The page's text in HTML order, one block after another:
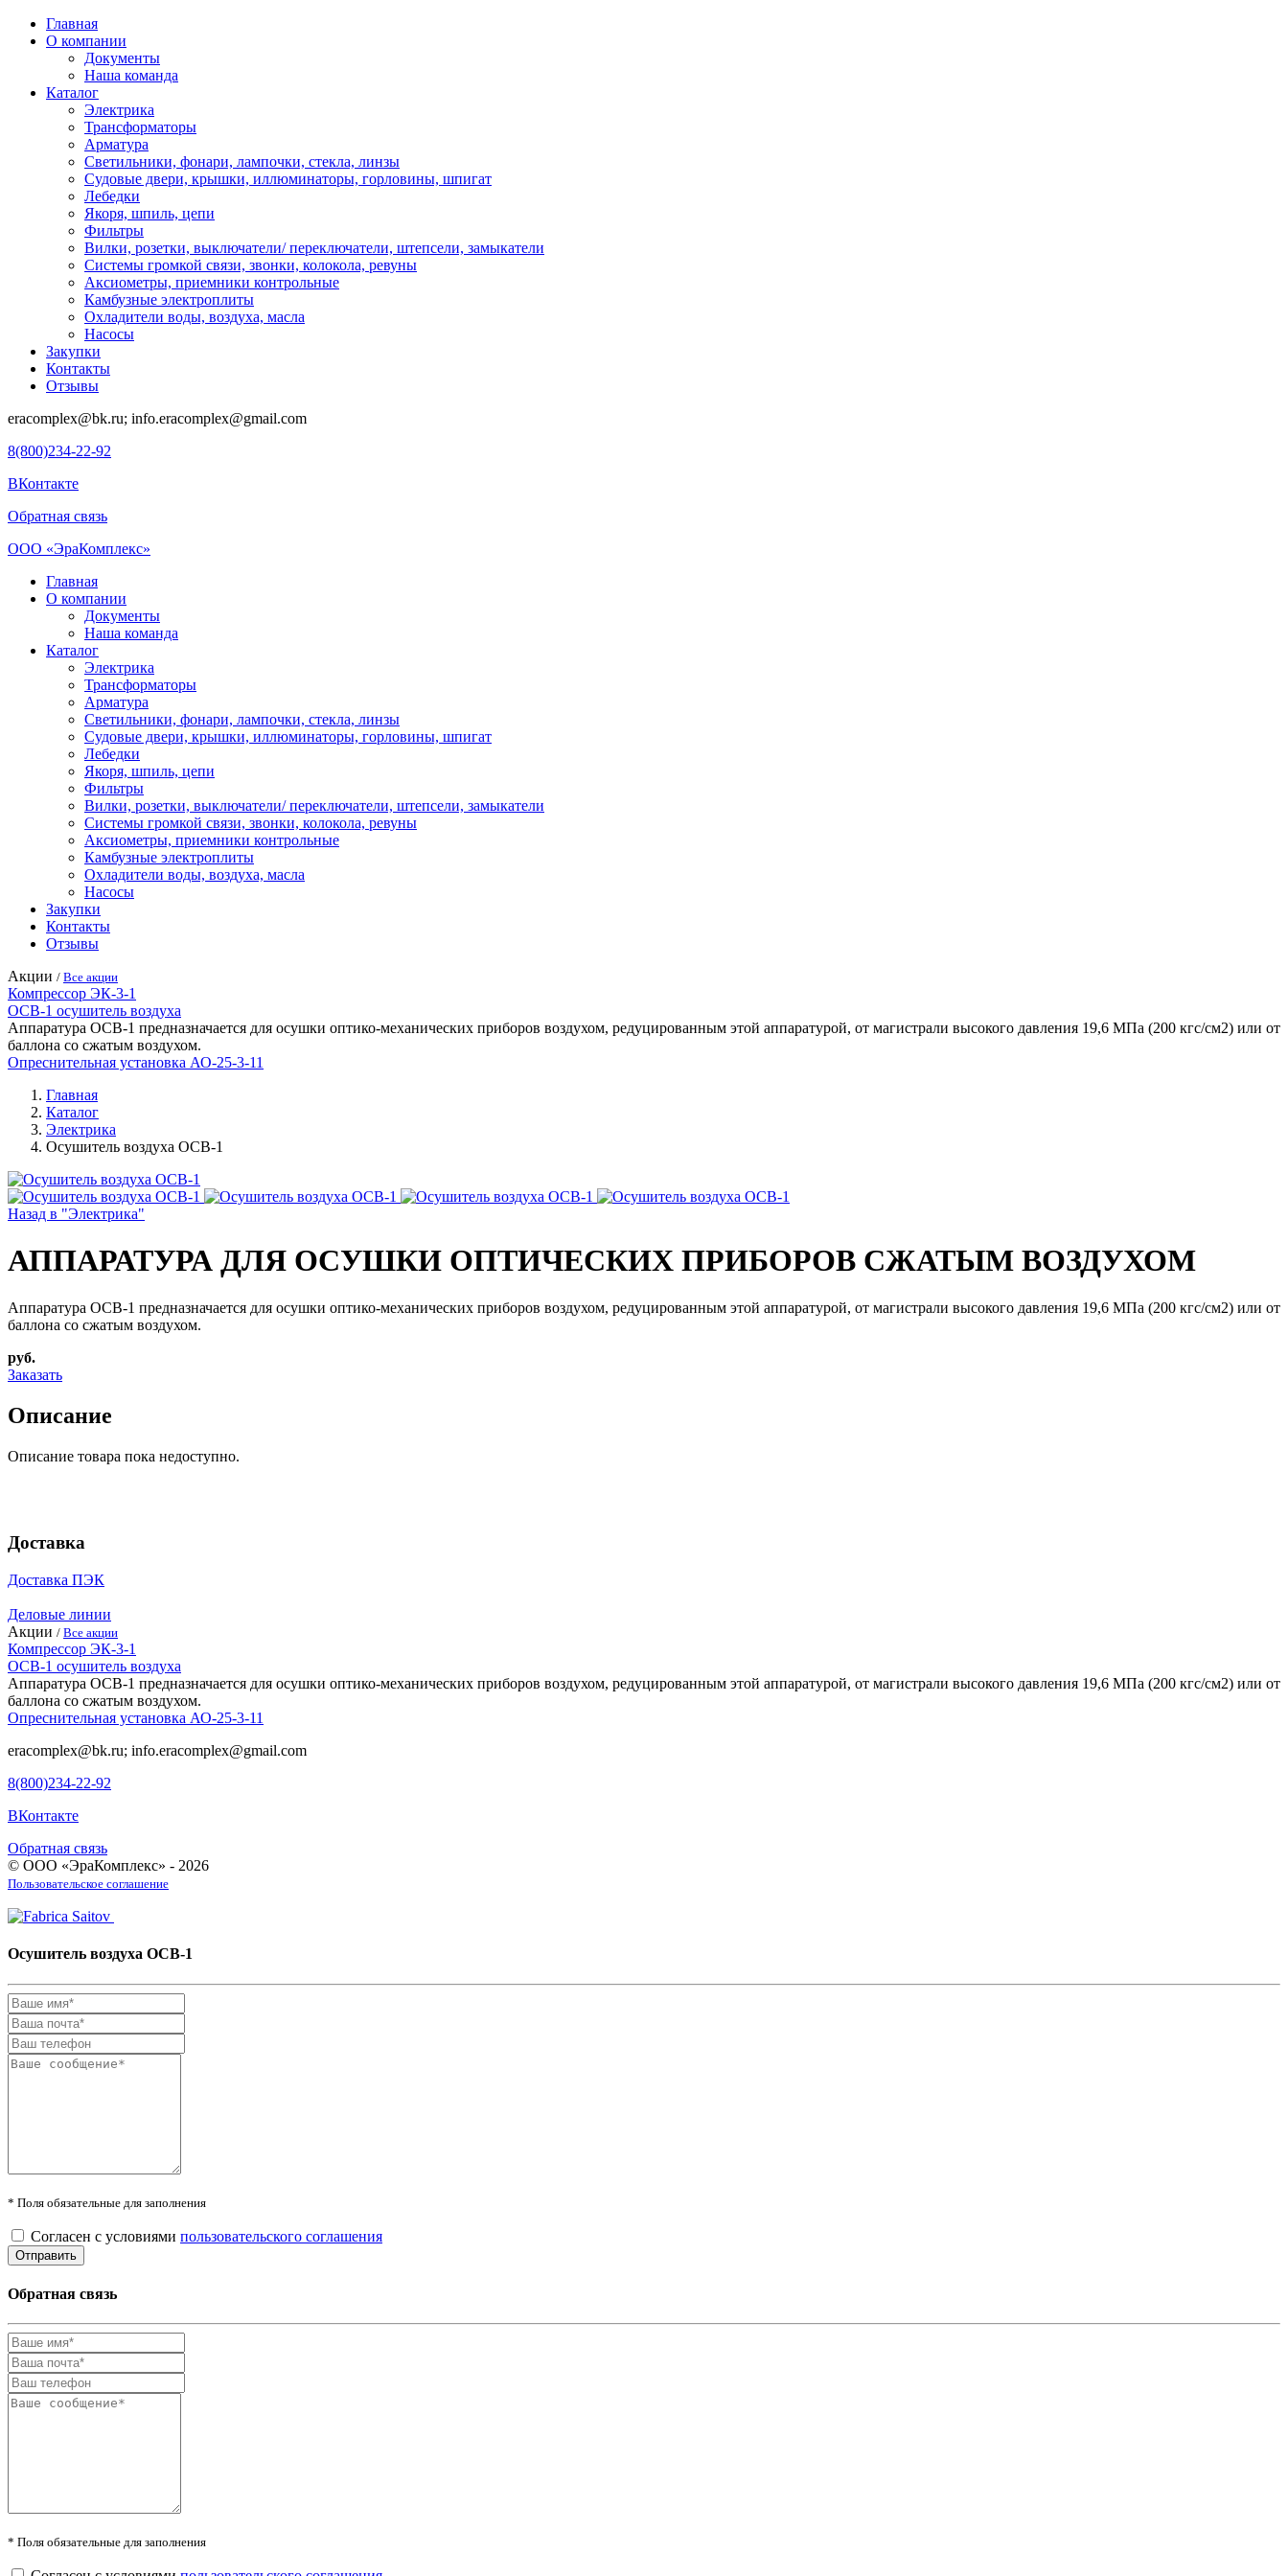
Главная
О компании
Документы
Наша команда
Каталог
Электрика
Трансформаторы
Арматура
Светильники, фонари, лампочки, стекла, линзы
Судовыe двери, крышки, иллюминаторы, горловины, шпигат
Лебедки
Якоря, шпиль, цепи
Фильтры
Вилки, розетки, выключатели/ переключатели, штепсели, замыкатели
Системы громкой связи, звонки, колокола, ревуны
Аксиометры, приемники контрольные
Камбузные электроплиты
Охладители воды, воздуха, масла
Насосы
Закупки
Контакты
Отзывы
eracomplex@bk.ru; info.eracomplex@gmail.com
8(800)234-22-92
ВКонтакте
Обратная связь
ООО «ЭраКомплекс»
Главная
О компании
Документы
Наша команда
Каталог
Электрика
Трансформаторы
Арматура
Светильники, фонари, лампочки, стекла, линзы
Судовыe двери, крышки, иллюминаторы, горловины, шпигат
Лебедки
Якоря, шпиль, цепи
Фильтры
Вилки, розетки, выключатели/ переключатели, штепсели, замыкатели
Системы громкой связи, звонки, колокола, ревуны
Аксиометры, приемники контрольные
Камбузные электроплиты
Охладители воды, воздуха, масла
Насосы
Закупки
Контакты
Отзывы
Акции / Все акции
Компрессор ЭК-3-1
ОСВ-1 осушитель воздуха
Аппаратура ОСВ-1 предназначается для осушки оптико-механических приборов воздухом, редуцированным этой аппаратурой, от магистрали высокого давления 19,6 МПа (200 кгс/см2) или от
баллона со сжатым воздухом.
Опреснительная установка АО-25-3-11
Главная
Каталог
Электрика
Осушитель воздуха ОСВ-1
Назад в "Электрика"
АППАРАТУРА ДЛЯ ОСУШКИ ОПТИЧЕСКИХ ПРИБОРОВ СЖАТЫМ ВОЗДУХОМ
Аппаратура ОСВ-1 предназначается для осушки оптико-механических приборов воздухом, редуцированным этой аппаратурой, от магистрали высокого давления 19,6 МПа (200 кгс/см2) или от
баллона со сжатым воздухом.
руб.
Заказать
Описание
Описание товара пока недоступно.
Доставка
Доставка ПЭК
Деловые линии
Акции / Все акции
Компрессор ЭК-3-1
ОСВ-1 осушитель воздуха
Аппаратура ОСВ-1 предназначается для осушки оптико-механических приборов воздухом, редуцированным этой аппаратурой, от магистрали высокого давления 19,6 МПа (200 кгс/см2) или от
баллона со сжатым воздухом.
Опреснительная установка АО-25-3-11
eracomplex@bk.ru; info.eracomplex@gmail.com
8(800)234-22-92
ВКонтакте
Обратная связь
© ООО «ЭраКомплекс» - 2026
Пользовательское соглашение
Осушитель воздуха ОСВ-1
* Поля обязательные для заполнения
Согласен с условиями пользовательского соглашения
Обратная связь
* Поля обязательные для заполнения